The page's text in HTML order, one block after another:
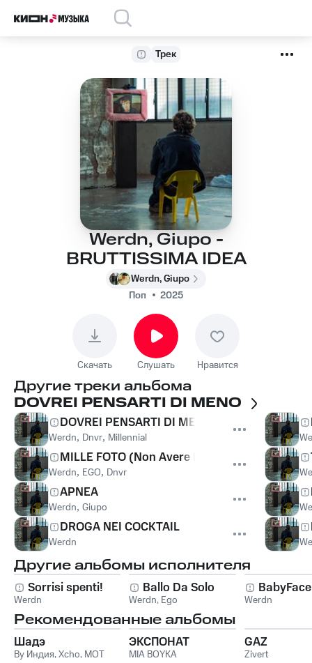
Трек
Werdn, Giupo -
BRUTTISSIMA IDEA
Werdn, Giupo
Поп
2025
Скачать Слушать Нравится
Другие треки альбома
DOVREI PENSARTI DI MENO
DOVREI PENSARTI DI MENO
Werdn, Dnvr, Millennial
MILLE FOTO (Non Avere Paura)
Werdn, EGO, Dnvr
APNEA
Werdn, Giupo
DROGA NEI COCKTAIL
Werdn
Другие альбомы исполнителя
Sorrisi spenti!
Werdn
Ballo Da Solo
Werdn, Ego
BabyFace
Werdn
Рекомендованные альбомы
Шадэ
By Индия,Xcho, MOT
ЭКСПОНАТ
MIA BOYKA
GAZ
Zivert